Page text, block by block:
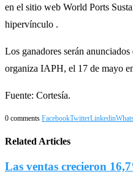
en el sitio web World Ports
hipervínculo .
Los ganadores serán
organiza IAPH, el 17 de mayo
Fuente: Cortesía.
0 comments FacebookTwitterLinkedin
Related Articles
Las ventas crecieron